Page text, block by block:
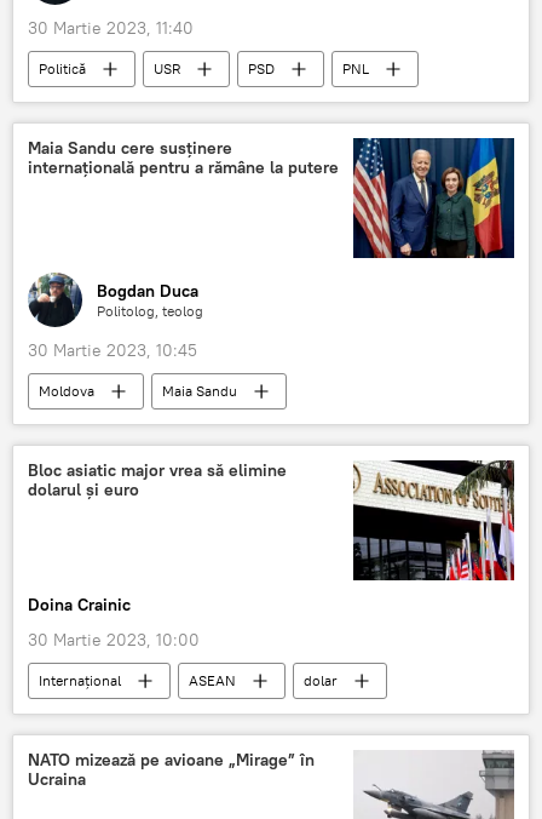
30 Martie 2023, 11:40
Politică USR PSD
PNL
infracțiune
Mită
Maia Sandu cere susținere
internațională pentru a rămâne la putere
Bogdan Duca
Politolog, teolog
30 Martie 2023, 10:45
Moldova
Maia Sandu
Republica Moldova
Bloc asiatic major vrea să elimine
dolarul și euro
Doina Crainic
30 Martie 2023, 10:00
Internaţional ASEAN
dolar
euro
Sancţiuni antiruseşti
NATO mizează pe avioane „Mirage” în
Ucraina